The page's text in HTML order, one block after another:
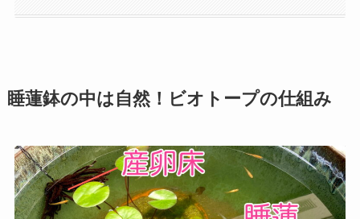
睡蓮鉢の中は自然！ビオトープの仕組み